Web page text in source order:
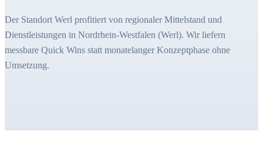
Der Standort Werl profitiert von regionaler Mittelstand und
Dienstleistungen in Nordrhein-Westfalen (Werl). Wir liefern
messbare Quick Wins statt monatelanger Konzeptphase ohne
Umsetzung.